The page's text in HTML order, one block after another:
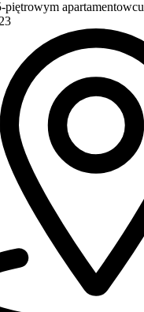
piętrowym apartamentowcu